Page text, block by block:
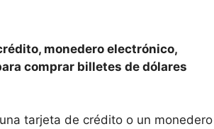
monedero electrónico,
comprar billetes de dólares
tarjeta de crédito o un monedero